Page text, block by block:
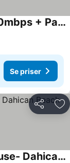
Near Dahican Beach W/ Wifi 250mbps + Paking Area & Family/ Pet Friendly
Se priser
Del
Radex Place Staycation, 2br House- Dahican Beach W/free Parking Area